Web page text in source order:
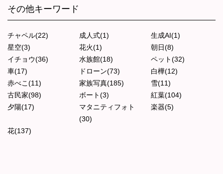
その他キーワード
チャペル(22) 成人式(1)
生成AI(1)
星空(3)
花火(1)
朝日(8)
イチョウ(36)
水族館(18)
ペット(32)
車(17)
ドローン(73)
白樺(12)
赤べこ(11)
家族写真(185)
雪(11)
古民家(98)
ボート(3)
紅葉(104)
夕陽(17)
マタニティフォト
(30)
楽器(5)
花(137)